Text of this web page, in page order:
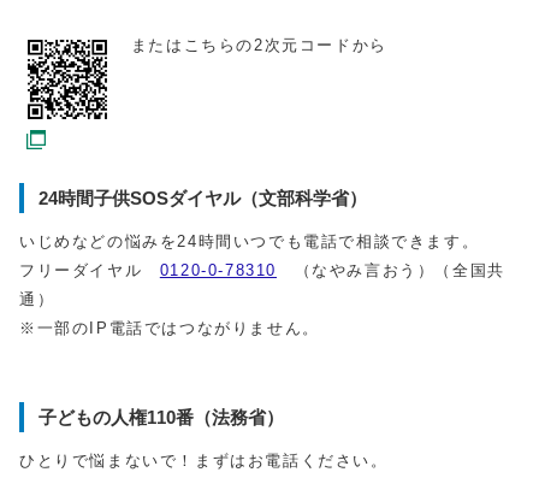
またはこちらの2次元コードから
24時間子供SOSダイヤル（文部科学省）
いじめなどの悩みを24時間いつでも電話で相談できます。
フリーダイヤル 0120-0-78310
（なやみ言おう）（全国共
通）
※一部のIP電話ではつながりません。
子どもの人権110番（法務省）
ひとりで悩まないで！まずはお電話ください。